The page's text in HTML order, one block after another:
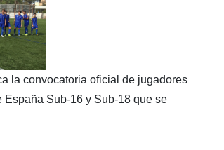
la convocatoria oficial de jugadores
Sub-16 y Sub-18 que se